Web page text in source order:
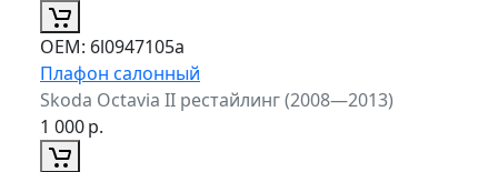
ОЕМ: 6l0947105a
Плафон салонный
Skoda Octavia II рестайлинг (2008—2013)
1 000р.